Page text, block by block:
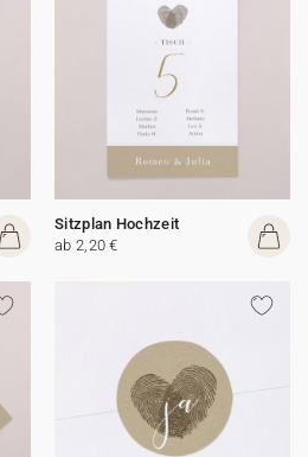
Sitzplan Hochzeit
ab 2,20 €